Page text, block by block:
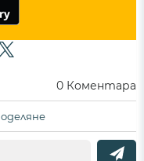
0 Коментара